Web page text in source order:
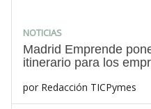
NOTICIAS
Madrid Emprende
itinerario para los
por Redacción TICPymes